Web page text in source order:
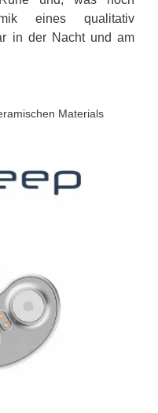
eines qualitativ
in der Nacht und am
Materials